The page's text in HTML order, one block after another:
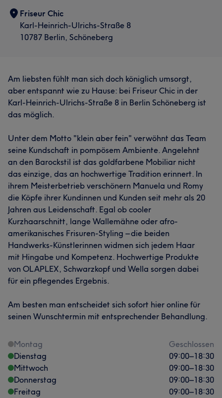
Friseur Chic
Karl-Heinrich-Ulrichs-Straße 8
10787 Berlin, Schöneberg
Am liebsten fühlt man sich doch königlich umsorgt,
aber entspannt wie zu Hause: bei Friseur Chic in der
Karl-Heinrich-Ulrichs-Straße 8 in Berlin Schöneberg ist
das möglich.
Unter dem Motto "klein aber fein" verwöhnt das Team
seine Kundschaft in pompösem Ambiente. Angelehnt
an den Barockstil ist das goldfarbene Mobiliar nicht
das einzige, das an hochwertige Tradition erinnert. In
ihrem Meisterbetrieb verschönern Manuela und Romy
die Köpfe ihrer Kundinnen und Kunden seit mehr als 20
Jahren aus Leidenschaft. Egal ob cooler
Kurzhaarschnitt, lange Wallemähne oder afro-
amerikanisches Frisuren-Styling – die beiden
Handwerks-Künstlerinnen widmen sich jedem Haar
mit Hingabe und Kompetenz. Hochwertige Produkte
von OLAPLEX, Schwarzkopf und Wella sorgen dabei
für ein pflegendes Ergebnis.
Am besten man entscheidet sich sofort hier online für
seinen Wunschtermin mit entsprechender Behandlung.
Montag
Geschlossen
Dienstag
09:00–18:30
Mittwoch
09:00–18:30
Donnerstag
09:00–18:30
Freitag
09:00–18:30